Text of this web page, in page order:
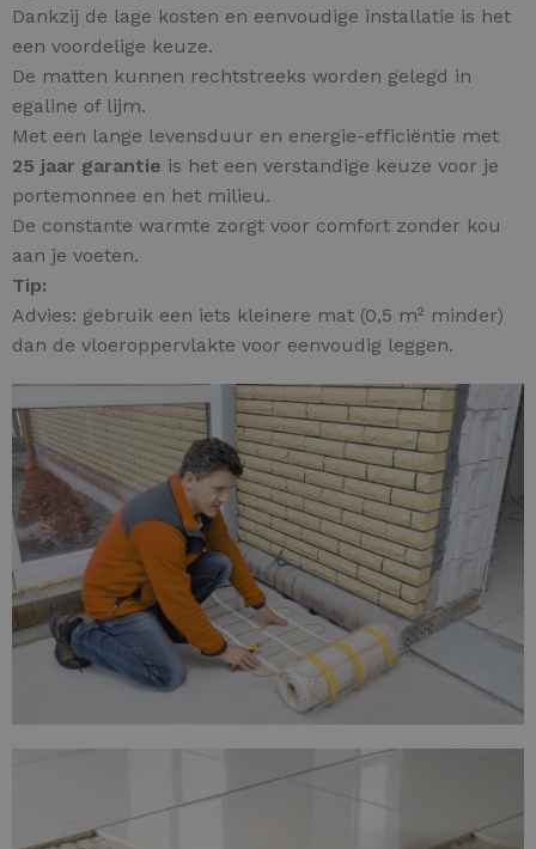
Dankzij de lage kosten en eenvoudige installatie is het
een voordelige keuze.
De matten kunnen rechtstreeks worden gelegd in
egaline of lijm.
Met een lange levensduur en energie-efficiëntie met
25 jaar garantie is het een verstandige keuze voor je
portemonnee en het milieu.
De constante warmte zorgt voor comfort zonder kou
aan je voeten.
Tip:
Advies: gebruik een iets kleinere mat (0,5 m² minder)
dan de vloeroppervlakte voor eenvoudig leggen.